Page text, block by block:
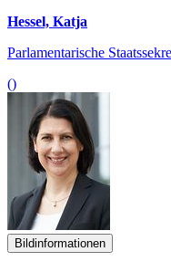
Hessel, Katja
Parlamentarische
()
Bildinformationen